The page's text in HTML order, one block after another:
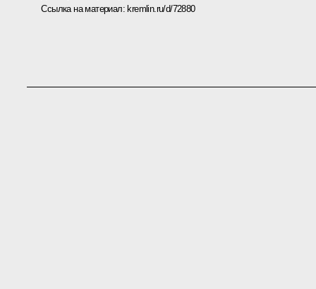
Ссылка на материал:kremlin.ru/d/72880